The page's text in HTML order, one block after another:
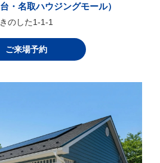
名取ハウジングモール）
のした1-1-1
ご来場予約